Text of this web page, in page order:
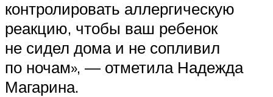
контролировать аллергическую
реакцию, чтобы ваш ребенок
не сидел дома и не сопливил
по ночам», — отметила Надежда
Магарина.